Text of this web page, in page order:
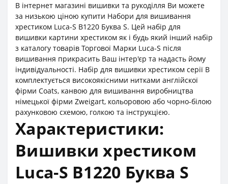
В інтернет магазині вишивки та рукоділля Ви можете
за низькою ціною купити Набори для вишивання
хрестиком Luca-S B1220 Буква S. Цей набір для
вишивки картини хрестиком як і будь який інший набір
з каталогу товарів Торгової Марки Luca-S після
вишивання прикрасить Ваш інтер'єр та надасть йому
індивідуальності. Набір для вишивки хрестиком серії В
комплектується високоякісними нитками англійскої
фірми Coats, канвою для вишивання виробництва
німецької фірми Zweigart, кольоровою або чорно-білою
рахунковою схемою, голкою та інструкцією.
Характеристики:
Вишивки хрестиком
Luca-S B1220 Буква S